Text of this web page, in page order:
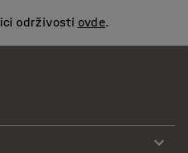
održivosti ovde.